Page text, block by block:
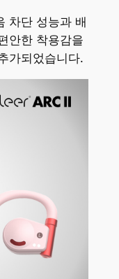
차단 성능과 배
안한 착용감을
가되었습니다.